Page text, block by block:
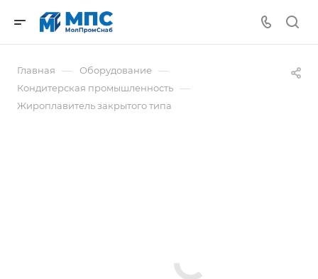
Главная — Оборудование —
Кондитерская промышленность —
Жироплавитель закрытого типа